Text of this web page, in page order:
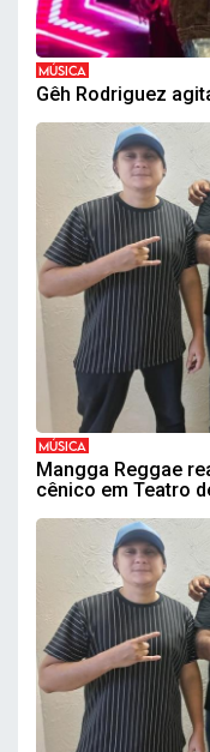
MÚSICA
Gêh Rodriguez
MÚSICA
Mangga Reggae
cênico em Teatro